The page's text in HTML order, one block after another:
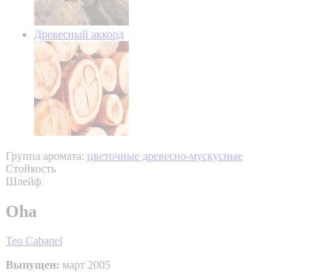
Древесный аккорд
Группа аромата: цветочные древесно-мускусные
Стойкость
Шлейф
Oha
Teo Cabanel
Выпущен: март 2005